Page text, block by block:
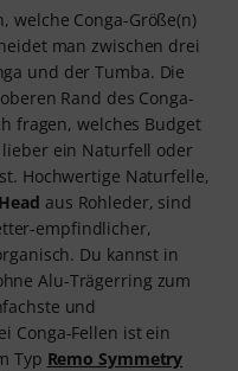
welche Conga-Größe(n)
man zwischen drei
und der Tumba. Die
Rand des Conga-
fragen, welches Budget
ein Naturfell oder
Hochwertige Naturfelle,
aus Rohleder, sind
empfindlicher,
Du kannst in
Alu-Trägerring zum
und
Conga-Fellen ist ein
Typ Remo Symmetry